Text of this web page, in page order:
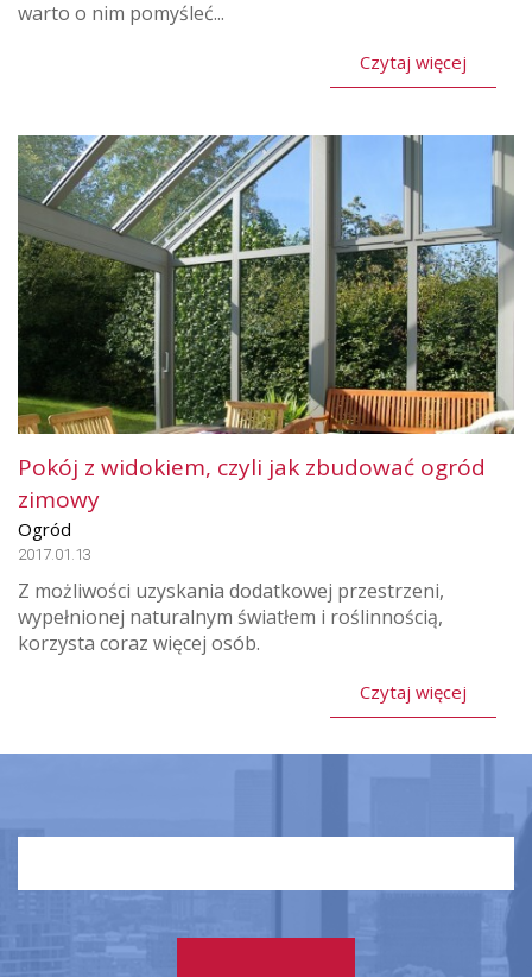
warto o nim pomyśleć...
Czytaj więcej
Pokój z widokiem, czyli jak zbudować ogród
zimowy
Ogród
2017.01.13
Z możliwości uzyskania dodatkowej przestrzeni,
wypełnionej naturalnym światłem i roślinnością,
korzysta coraz więcej osób.
Czytaj więcej